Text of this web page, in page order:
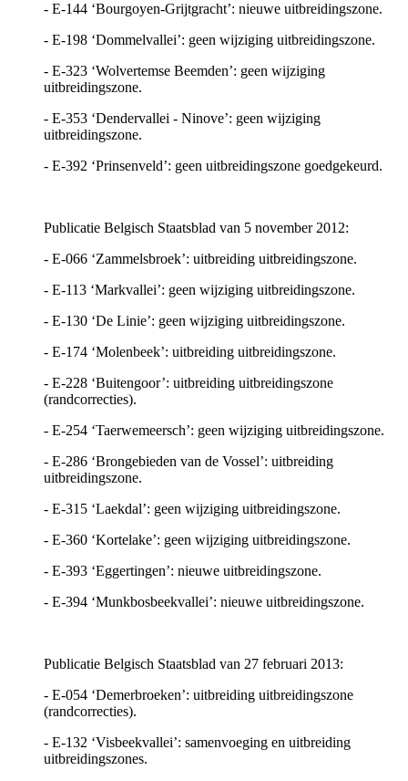
- E-144 ‘Bourgoyen-Grijtgracht’: nieuwe uitbreidingszone.
- E-198 ‘Dommelvallei’: geen wijziging uitbreidingszone.
- E-323 ‘Wolvertemse Beemden’: geen wijziging
uitbreidingszone.
- E-353 ‘Dendervallei - Ninove’: geen wijziging
uitbreidingszone.
- E-392 ‘Prinsenveld’: geen uitbreidingszone goedgekeurd.
Publicatie Belgisch Staatsblad van 5 november 2012:
- E-066 ‘Zammelsbroek’: uitbreiding uitbreidingszone.
- E-113 ‘Markvallei’: geen wijziging uitbreidingszone.
- E-130 ‘De Linie’: geen wijziging uitbreidingszone.
- E-174 ‘Molenbeek’: uitbreiding uitbreidingszone.
- E-228 ‘Buitengoor’: uitbreiding uitbreidingszone
(randcorrecties).
- E-254 ‘Taerwemeersch’: geen wijziging uitbreidingszone.
- E-286 ‘Brongebieden van de Vossel’: uitbreiding
uitbreidingszone.
- E-315 ‘Laekdal’: geen wijziging uitbreidingszone.
- E-360 ‘Kortelake’: geen wijziging uitbreidingszone.
- E-393 ‘Eggertingen’: nieuwe uitbreidingszone.
- E-394 ‘Munkbosbeekvallei’: nieuwe uitbreidingszone.
Publicatie Belgisch Staatsblad van 27 februari 2013:
- E-054 ‘Demerbroeken’: uitbreiding uitbreidingszone
(randcorrecties).
- E-132 ‘Visbeekvallei’: samenvoeging en uitbreiding
uitbreidingszones.